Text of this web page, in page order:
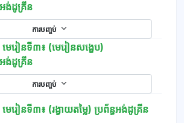
អង់ដូគ្រីន
ការបញ្ចប់
េរៀនទី៣៖ (មេរៀនសង្ខេប)
អង់ដូគ្រីនទំព័រ
ការបញ្ចប់
រៀនទី៣៖ (រង្វាយតម្លៃ) ប្រព័ន្ធអង់ដូគ្រីនកម្រងសំ